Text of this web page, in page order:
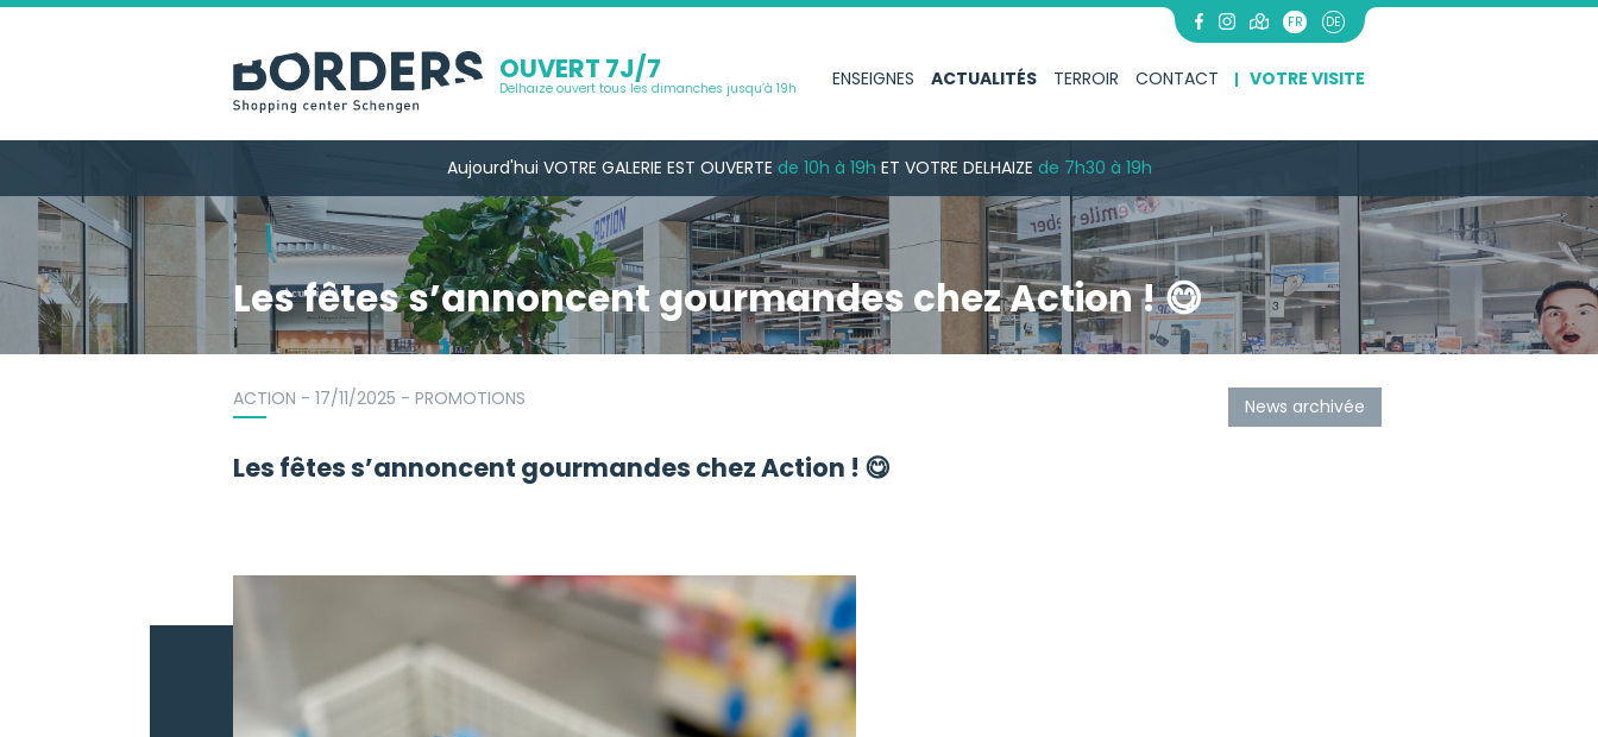
FR DE
OUVERT 7J/7
Delhaize ouvert tous les dimanches jusqu’à 19h ENSEIGNES ACTUALITÉS TERROIR CONTACT VOTRE VISITE
Aujourd'hui VOTRE GALERIE EST OUVERTE de 10h à 19h ET VOTRE DELHAIZE de 7h30 à 19h
Les fêtes s’annoncent gourmandes chez Action ! 😋
News archivée
ACTION - 17/11/2025 - PROMOTIONS
Les fêtes s’annoncent gourmandes chez Action ! 😋